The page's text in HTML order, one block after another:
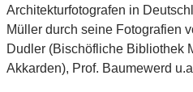
Architekturfotografen in
Müller durch seine Fotografien
Dudler (Bischöfliche Bibliothek
Akkarden), Prof. Baumewerd